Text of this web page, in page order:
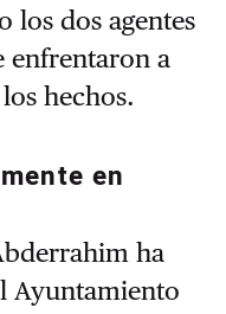
los dos agentes
enfrentaron a
hechos.
en
ha
Ayuntamiento